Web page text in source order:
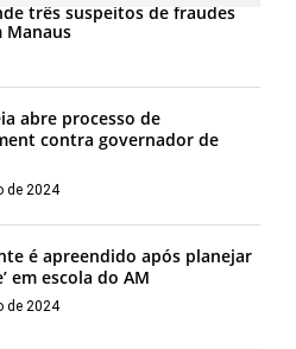
três suspeitos de fraudes
Manaus
abre processo de
contra governador de
de 2024
é apreendido após planejar
em escola do AM
de 2024